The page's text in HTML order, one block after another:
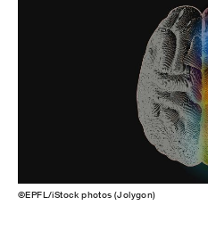
©EPFL/iStock photos (Jolygon)